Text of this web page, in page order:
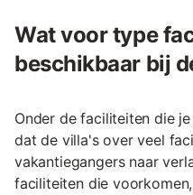
Wat voor type
beschikbaar bij
Onder de faciliteiten die
dat de villa's over veel
vakantiegangers naar
faciliteiten die